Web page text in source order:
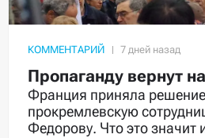
КОММЕНТАРИЙ
Пропаганду вернут
Франция приняла
прокремлевскую
Федорову. Что это значит